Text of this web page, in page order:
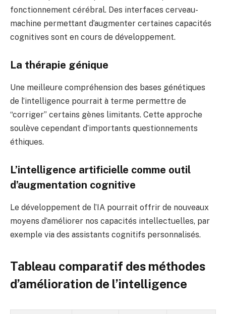
fonctionnement cérébral. Des interfaces cerveau-
machine permettant d’augmenter certaines capacités
cognitives sont en cours de développement.
La thérapie génique
Une meilleure compréhension des bases génétiques
de l’intelligence pourrait à terme permettre de
“corriger” certains gènes limitants. Cette approche
soulève cependant d’importants questionnements
éthiques.
L’intelligence artificielle comme outil
d’augmentation cognitive
Le développement de l’IA pourrait offrir de nouveaux
moyens d’améliorer nos capacités intellectuelles, par
exemple via des assistants cognitifs personnalisés.
Tableau comparatif des méthodes
d’amélioration de l’intelligence